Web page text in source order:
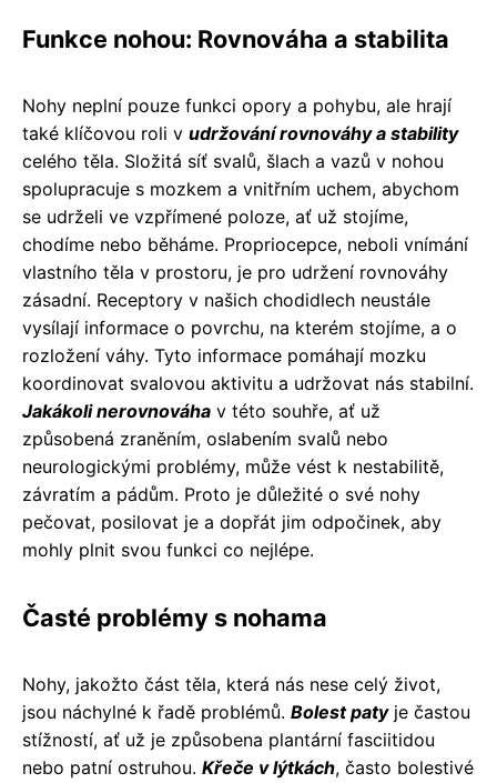
Funkce nohou: Rovnováha a stabilita
Nohy neplní pouze funkci opory a pohybu, ale hrají
také klíčovou roli v udržování rovnováhy a stability
celého těla. Složitá síť svalů, šlach a vazů v nohou
spolupracuje s mozkem a vnitřním uchem, abychom
se udrželi ve vzpřímené poloze, ať už stojíme,
chodíme nebo běháme. Propriocepce, neboli vnímání
vlastního těla v prostoru, je pro udržení rovnováhy
zásadní. Receptory v našich chodidlech neustále
vysílají informace o povrchu, na kterém stojíme, a o
rozložení váhy. Tyto informace pomáhají mozku
koordinovat svalovou aktivitu a udržovat nás stabilní.
Jakákoli nerovnováha v této souhře, ať už
způsobená zraněním, oslabením svalů nebo
neurologickými problémy, může vést k nestabilitě,
závratím a pádům. Proto je důležité o své nohy
pečovat, posilovat je a dopřát jim odpočinek, aby
mohly plnit svou funkci co nejlépe.
Časté problémy s nohama
Nohy, jakožto část těla, která nás nese celý život,
jsou náchylné k řadě problémů. Bolest patyje častou
stížností, ať už je způsobena plantární fasciitidou
nebo patní ostruhou. Křeče v lýtkách, často bolestivé